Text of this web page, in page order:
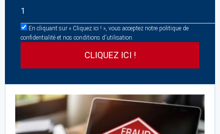
En cliquant sur « Cliquez ici ! », vous acceptez notre politique de
confidentialité et nos conditions d'utilisation.